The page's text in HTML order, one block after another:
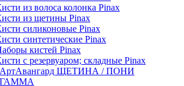
из волоса колонка Pinax
из щетины Pinax
силиконовые Pinax
синтетические Pinax
кистей Pinax
с резервуаром; складные Pinax
АртАвангард ЩЕТИНА / ПОНИ
ГАММА